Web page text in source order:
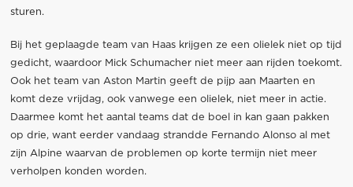
sturen.
Bij het geplaagde team van Haas krijgen ze een olielek niet op tijd
gedicht, waardoor Mick Schumacher niet meer aan rijden toekomt.
Ook het team van Aston Martin geeft de pijp aan Maarten en
komt deze vrijdag, ook vanwege een olielek, niet meer in actie.
Daarmee komt het aantal teams dat de boel in kan gaan pakken
op drie, want eerder vandaag strandde Fernando Alonso al met
zijn Alpine waarvan de problemen op korte termijn niet meer
verholpen konden worden.